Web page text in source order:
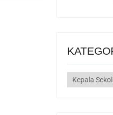
KATEGORI